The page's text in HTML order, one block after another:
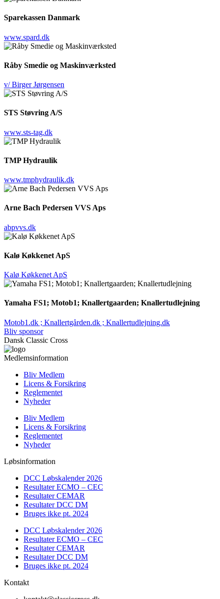
Sparekassen Danmark
www.spard.dk
Råby Smedie og Maskinværksted
v/ Birger Jørgensen
STS Støvring A/S
www.sts-tag.dk
TMP Hydraulik
www.tmphydraulik.dk
Arne Bach Pedersen VVS Aps
abpvvs.dk
Kalø Køkkenet ApS
Kalø Køkkenet ApS
Yamaha FS1; Motob1; Knallertgaarden; Knallertudlejning
Motob1.dk ; Knallertgården.dk ; Knallertudlejning.dk
Bliv sponsor
Dansk Classic Cross
Medlemsinformation
Bliv Medlem
Licens & Forsikring
Reglementet
Nyheder
Bliv Medlem
Licens & Forsikring
Reglementet
Nyheder
Løbsinformation
DCC Løbskalender 2026
Resultater ECMO – CEC
Resultater CEMAR
Resultater DCC DM
Bruges ikke pt. 2024
DCC Løbskalender 2026
Resultater ECMO – CEC
Resultater CEMAR
Resultater DCC DM
Bruges ikke pt. 2024
Kontakt